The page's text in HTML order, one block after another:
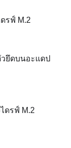
รฟ์ M.2
ยึดบนอะแดป
ดรฟ์ M.2